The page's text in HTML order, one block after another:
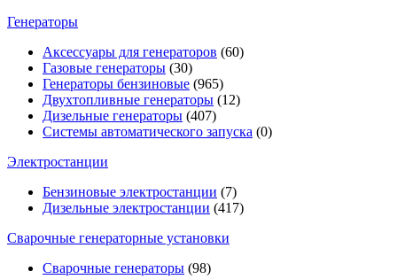
Генераторы
Аксессуары для генераторов (60)
Газовые генераторы (30)
Генераторы бензиновые (965)
Двухтопливные генераторы (12)
Дизельные генераторы (407)
Системы автоматического запуска (0)
Электростанции
Бензиновые электростанции (7)
Дизельные электростанции (417)
Сварочные генераторные установки
Сварочные генераторы (98)